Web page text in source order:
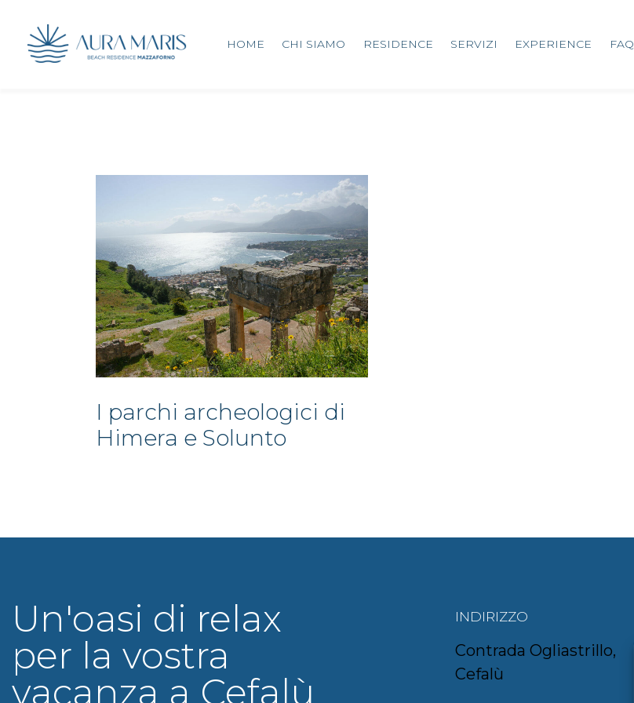
HOME CHI SIAMO RESIDENCE SERVIZI EXPERIENCE FAQ
I parchi archeologici di
Himera e Solunto
Un'oasi di relax
per la vostra
vacanza a Cefalù
INDIRIZZO
Contrada Ogliastrillo,
Cefalù